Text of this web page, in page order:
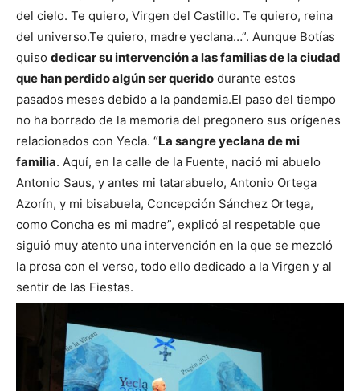
del cielo. Te quiero, Virgen del Castillo. Te quiero, reina
del universo.Te quiero, madre yeclana…”. Aunque Botías
quiso dedicar su intervención a las familias de la ciudad
que han perdido algún ser querido durante estos
pasados meses debido a la pandemia.El paso del tiempo
no ha borrado de la memoria del pregonero sus orígenes
relacionados con Yecla. “La sangre yeclana de mi
familia. Aquí, en la calle de la Fuente, nació mi abuelo
Antonio Saus, y antes mi tatarabuelo, Antonio Ortega
Azorín, y mi bisabuela, Concepción Sánchez Ortega,
como Concha es mi madre”, explicó al respetable que
siguió muy atento una intervención en la que se mezcló
la prosa con el verso, todo ello dedicado a la Virgen y al
sentir de las Fiestas.